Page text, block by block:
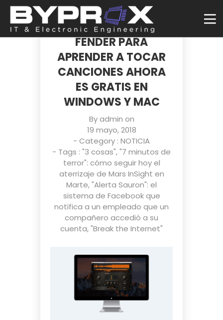
RIFFSTATION PRO, LA
APP DE ESCRITORIO DE
FENDER PARA
APRENDER A TOCAR
CANCIONES AHORA
ES GRATIS EN
WINDOWS Y MAC
Byadmin on
19 mayo, 2018
- Category : NOTICIA
- Tags : "3 cosas","7 minutos de
terror": cómo seguir hoy el
aterrizaje de Mars InSight en
Marte,"Alerta Sauron": el
sistema de Facebook que
notifica a un empleado que un
compañero accedió a su
cuenta,"Break the Internet"